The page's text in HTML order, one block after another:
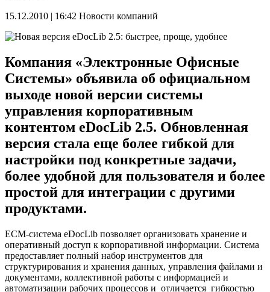
15.12.2010 | 16:42 Новости компаний
Компания «Электронные Офисные
Системы» объявила об официальном
выходе новой версии системы
управления корпоративным
контентом eDocLib 2.5. Обновленная
версия стала еще более гибкой для
настройки под конкретные задачи,
более удобной для пользователя и более
простой для интеграции с другими
продуктами.
ECM-система eDocLib позволяет организовать хранение и
оперативный доступ к корпоративной информации. Система
предоставляет полный набор инструментов для
структурирования и хранения данных, управления файлами и
документами, коллективной работы с информацией и
автоматизации рабочих процессов и отличается гибкостью